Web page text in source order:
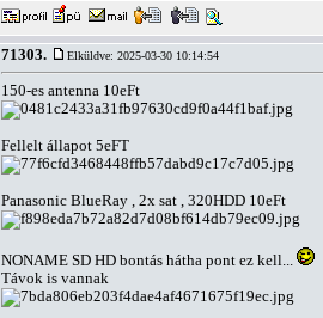
71303. Elküldve: 2025-03-30 10:14:54
150-es antenna 10eFt
Fellelt állapot 5eFT
Panasonic BlueRay , 2x sat , 320HDD 10eFt
NONAME SD HD bontás hátha pont ez kell...
Távok is vannak